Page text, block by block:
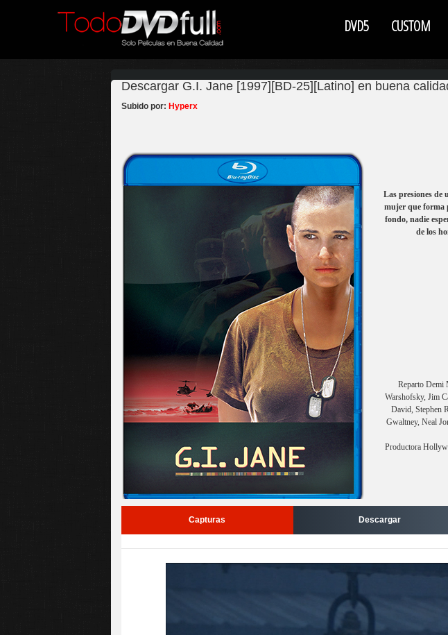
DVD5 CUSTOM
Descargar G.I. Jane [1997][BD-25][Latino] en buena
Subido por: Hyperx
Las presiones de
mujer que forma
fondo, nadie
de los
Reparto Demi
Warshofsky, Jim
David, Stephen
Gwaltney, Neal
Productora
Capturas Descargar